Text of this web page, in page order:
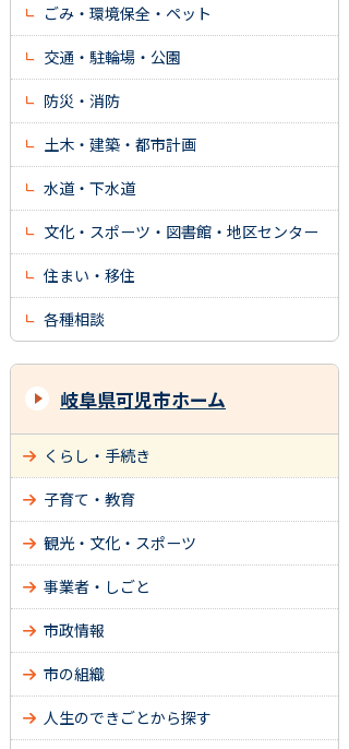
ごみ・環境保全・ペット
交通・駐輪場・公園
防災・消防
土木・建築・都市計画
水道・下水道
文化・スポーツ・図書館・地区センター
住まい・移住
各種相談
岐阜県可児市ホーム
くらし・手続き
子育て・教育
観光・文化・スポーツ
事業者・しごと
市政情報
市の組織
人生のできごとから探す